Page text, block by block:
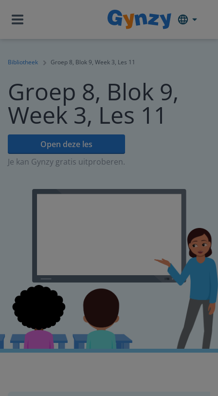
Bibliotheek Groep 8, Blok 9, Week 3, Les 11
Groep 8, Blok 9,
Week 3, Les 11
Open deze les
Je kan Gynzy gratis uitproberen.